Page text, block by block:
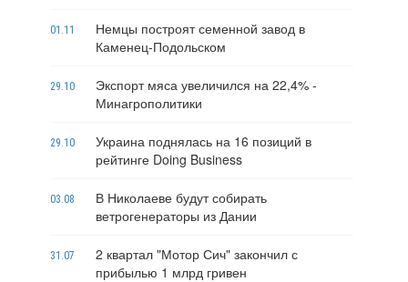
01.11
Немцы построят семенной завод в
Каменец-Подольском
29.10
Экспорт мяса увеличился на 22,4% -
Минагрополитики
29.10
Украина поднялась на 16 позиций в
рейтинге Doing Business
03.08
В Николаеве будут собирать
ветрогенераторы из Дании
31.07
2 квартал "Мотор Сич" закончил с
прибылью 1 млрд гривен